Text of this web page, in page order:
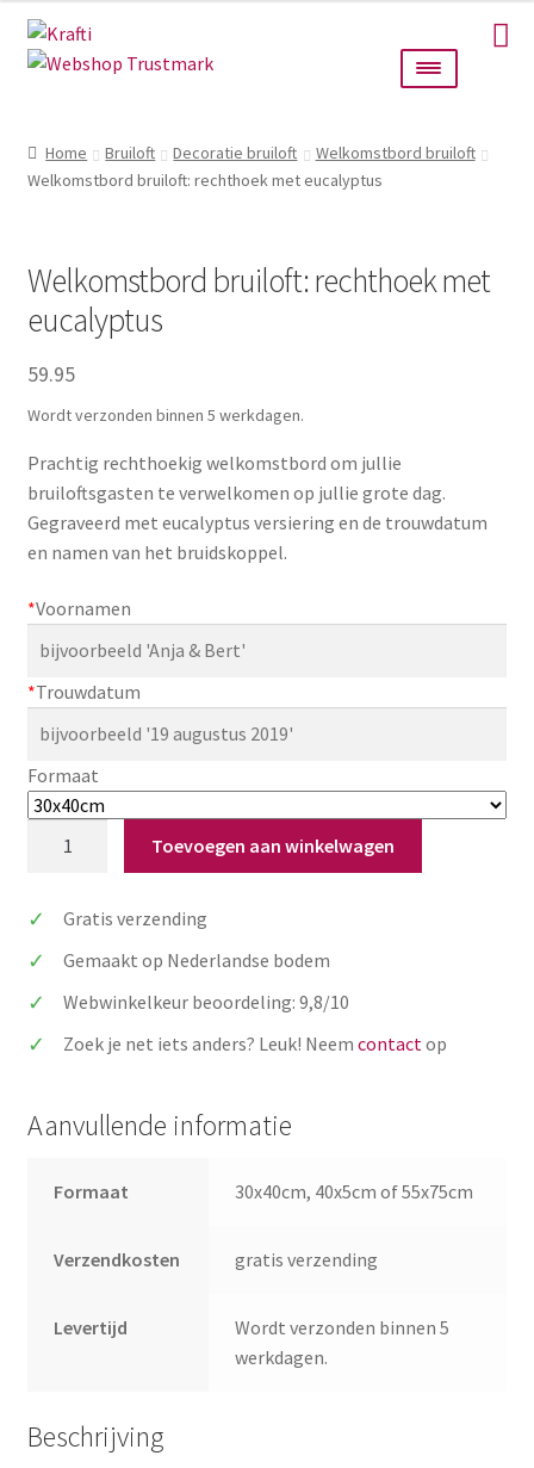
Ga
door
Ga
naar
Taarttoppers
Wanddecoratie
Verlichting
Alle producten
Zakelijk
Maatwerk
Contact
Zoeken
naar:
Home Bruiloft Decoratie bruiloft
Welkomstbord bruiloft
Welkomstbord bruiloft: rechthoek met eucalyptus
Welkomstbord bruiloft: rechthoek met
eucalyptus
59.95
Wordt verzonden binnen 5 werkdagen.
Prachtig rechthoekig welkomstbord om jullie
bruiloftsgasten te verwelkomen op jullie grote dag.
Gegraveerd met eucalyptus versiering en de trouwdatum
en namen van het bruidskoppel.
*Voornamen
*Trouwdatum
Formaat
met
eucalyptus
Toevoegen aan winkelwagen
Gratis verzending
Gemaakt op Nederlandse bodem
Webwinkelkeur beoordeling: 9,8/10
Zoek je net iets anders? Leuk! Neem contact op
Aanvullende informatie
Formaat 30x40cm, 40x5cm of 55x75cm
Verzendkosten gratis verzending
Levertijd
Wordt verzonden binnen 5
werkdagen.
Beschrijving